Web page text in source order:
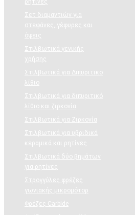
ρητίνες
Σετ διαμαντιών για
στεφάνες, γέφυρες και
όψεις
Στιλβωτικά γενικής
χρήσης
Στιλβωτικά για Διπυριτικο
λίθιο
Στιλβωτικά για διπυριτικό
λίθιο και ζιρκονία
Στιλβωτικά για Ζιρκονία
Στιλβωτικά για υβριδικά
κεραμικά και ρητίνες
Στιλβωτικά δύο βημάτων
για ρητίνες
Στρογγύλες φρέζες
γωνιακής μικρομότορ
Φρέζες Carbide